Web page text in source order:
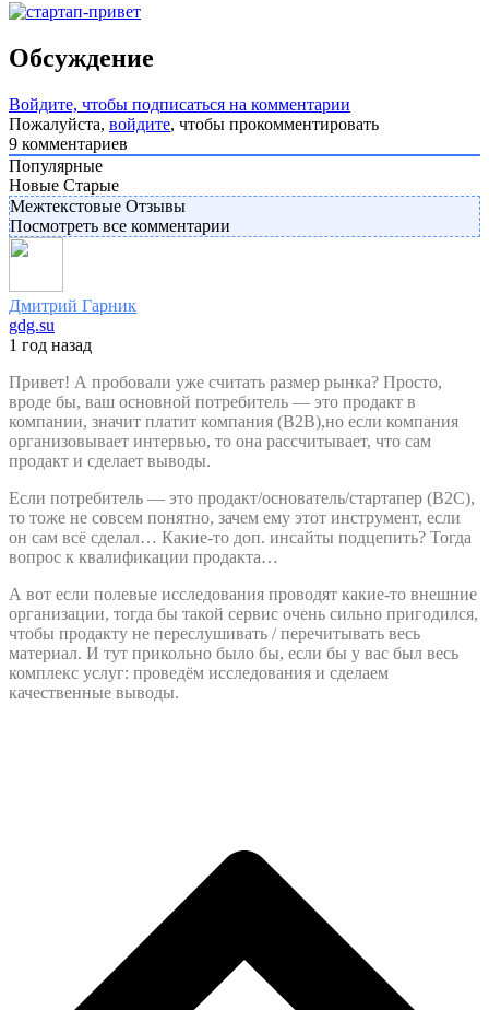
Обсуждение
Войдите, чтобы подписаться на комментарии
Пожалуйста, войдите, чтобы прокомментировать
9 комментариев
Популярные
Новые Старые
Межтекстовые Отзывы
Посмотреть все комментарии
Дмитрий Гарник
gdg.su
1 год назад
Привет! А пробовали уже считать размер рынка? Просто,
вроде бы, ваш основной потребитель — это продакт в
компании, значит платит компания (B2B),но если компания
организовывает интервью, то она рассчитывает, что сам
продакт и сделает выводы.
Если потребитель — это продакт/основатель/стартапер (B2C),
то тоже не совсем понятно, зачем ему этот инструмент, если
он сам всё сделал… Какие-то доп. инсайты подцепить? Тогда
вопрос к квалификации продакта…
А вот если полевые исследования проводят какие-то внешние
организации, тогда бы такой сервис очень сильно пригодился,
чтобы продакту не переслушивать / перечитывать весь
материал. И тут прикольно было бы, если бы у вас был весь
комплекс услуг: проведём исследования и сделаем
качественные выводы.